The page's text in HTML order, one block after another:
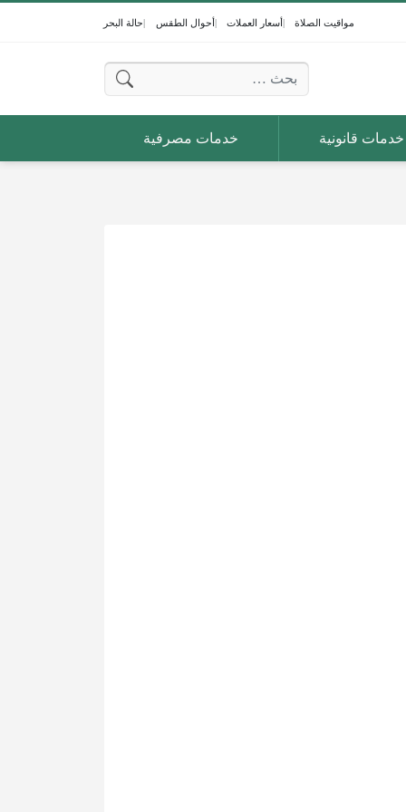
مواقيت الصلاة أسعار العملات أحوال الطقس حالة البحر
البحث عن:
خدمات قانونية خدمات مصرفية